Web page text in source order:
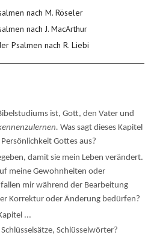
nach M. Röseler
nach J. MacArthur
Psalmen nach R. Liebi
ist, Gott, den Vater und
Was sagt dieses Kapitel
Gottes aus?
damit sie mein Leben verändert.
meine Gewohnheiten oder
mir während der Bearbeitung
Korrektur oder Änderung bedürfen?
...
Schlüsselwörter?